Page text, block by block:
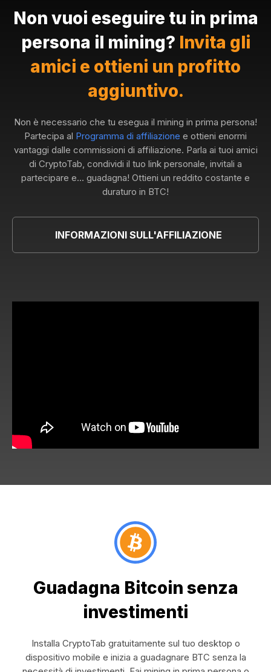
Non vuoi eseguire tu in prima
persona il mining? Invita gli
amici e ottieni un profitto
aggiuntivo.
Non è necessario che tu esegua il mining in prima persona!
Partecipa al Programma di affiliazione e ottieni enormi
vantaggi dalle commissioni di affiliazione. Parla ai tuoi amici
di CryptoTab, condividi il tuo link personale, invitali a
partecipare e... guadagna! Ottieni un reddito costante e
duraturo in BTC!
INFORMAZIONI SULL'AFFILIAZIONE
Guadagna Bitcoin senza
investimenti
Installa CryptoTab gratuitamente sul tuo desktop o
dispositivo mobile e inizia a guadagnare BTC senza la